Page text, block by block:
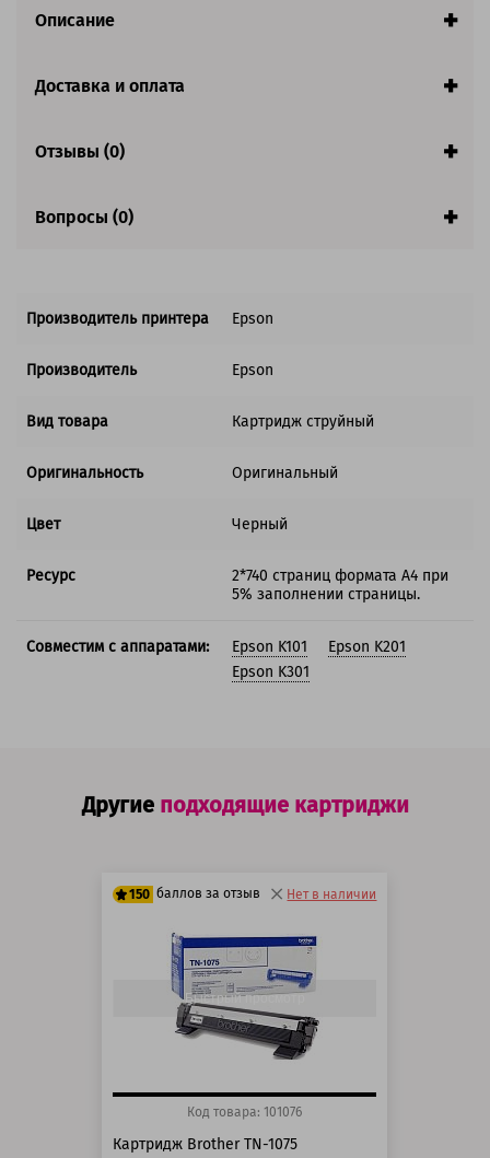
Ресурс:2*740 страниц формата А4 при 5%
Совместим с аппаратами
Описание
Доставка и оплата
Отзывы (0)
Вопросы (0)
Производитель принтера Epson
Производитель Epson
Вид товара Картридж струйный
Оригинальность Оригинальный
Цвет Черный
Ресурс
2*740 страниц формата А4 при
5% заполнении страницы.
Совместим с аппаратами: Epson K101
Epson K201
Epson K301
Другие подходящие картриджи
150 баллов за отзыв
125 баллов
150 баллов
Нет в наличии
Быстрый просмотр
Код товара: 101076
Картридж Brother TN-1075